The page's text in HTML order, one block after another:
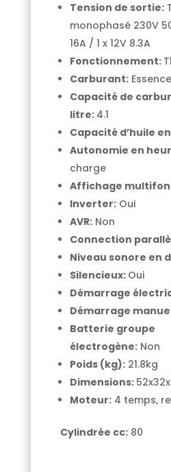
Tension de sortie:
monophasé 230V
16A / 1 x 12V 8.3A
Fonctionnement:
Carburant:
Capacité de
litre: 4.1
Capacité d’huile
Autonomie en
charge
Affichage
Inverter:Oui
AVR:Non
Connection
Niveau sonore en
Silencieux: Oui
Démarrage
Démarrage
Batterie groupe
électrogène:Non
Poids (kg):21.8kg
Dimensions:
Moteur:4 temps,
Cylindrée cc:80